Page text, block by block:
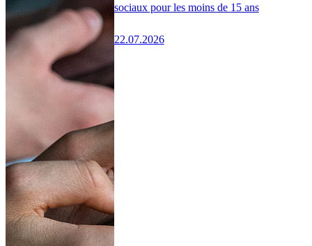
sociaux pour les moins de 15 ans
22.07.2026